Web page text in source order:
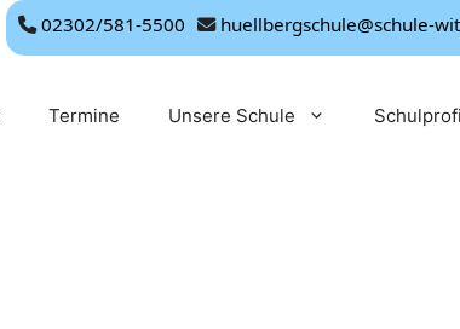
02302/581-5500 huellbergschule@schule-
Termine Unsere Schule